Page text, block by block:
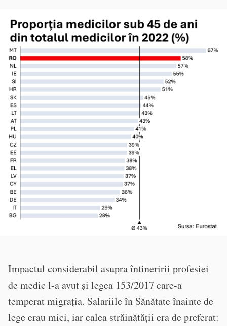
Impactul considerabil asupra întineririi profesiei
de medic l-a avut și legea 153/2017 care-a
temperat migrația. Salariile în Sănătate înainte de
lege erau mici, iar calea străinătății era de preferat: